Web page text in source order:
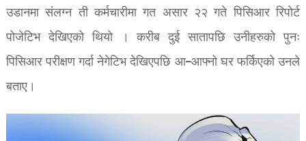
उडानमा संलग्न ती कर्मचारीमा गत असार २२ गते पिसिआर रिपोर्ट
पोजेटिभ देखिएको थियो । करीब दुई सातापछि उनीहरुको पुनः
पिसिआर परीक्षण गर्दा नेगेटिभ देखिएपछि आ–आफ्नो घर फर्किएको उनले
बताए।